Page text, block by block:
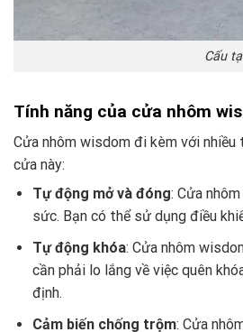
Cấu
Tính năng của cửa nhôm
Cửa nhôm wisdom đi kèm với
cửa này:
Tự động mở và đóng: Cửa
sức. Bạn có thể sử dụng điều
Tự động khóa: Cửa nhôm
cần phải lo lắng về việc quên
định.
Cảm biến chống trộm: Cửa